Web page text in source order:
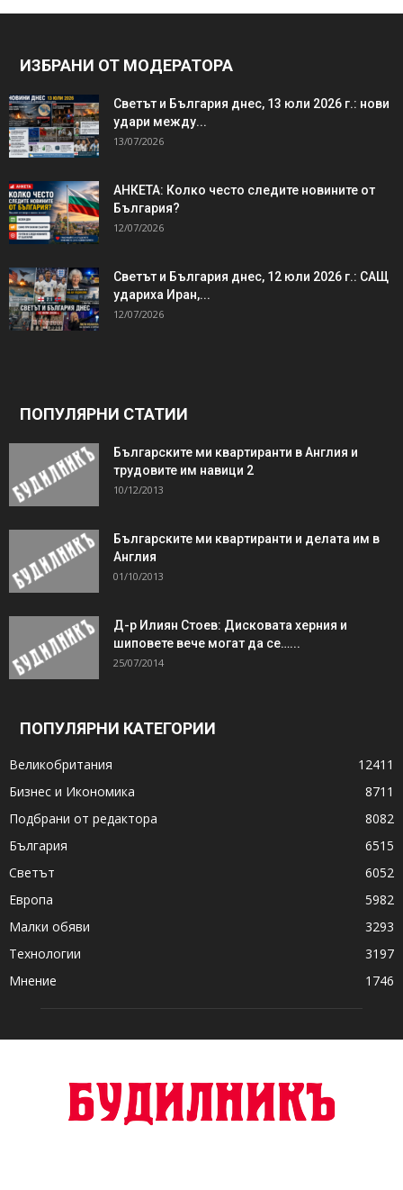
ИЗБРАНИ ОТ МОДЕРАТОРА
Светът и България днес, 13 юли 2026 г.: нови
удари между...
13/07/2026
АНКЕТА: Колко често следите новините от
България?
12/07/2026
Светът и България днес, 12 юли 2026 г.: САЩ
удариха Иран,...
12/07/2026
ПОПУЛЯРНИ СТАТИИ
Българските ми квартиранти в Англия и
трудовите им навици 2
10/12/2013
Българските ми квартиранти и делата им в
Англия
01/10/2013
Д-р Илиян Стоев: Дисковата херния и
шиповете вече могат да се…...
25/07/2014
ПОПУЛЯРНИ КАТЕГОРИИ
Великобритания
12411
Бизнес и Икономика
8711
Подбрани от редактора
8082
България
6515
Светът
6052
Европа
5982
Малки обяви
3293
Технологии
3197
Мнение
1746